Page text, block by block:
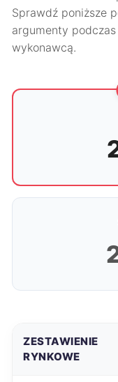
Sprawdź poniższe
argumenty
wykonawcą.
ZESTAWIENIE
RYNKOWE